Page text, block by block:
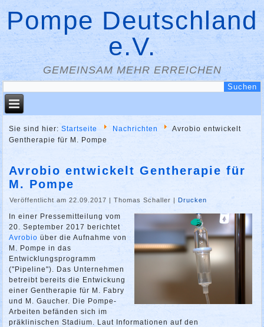
Pompe Deutschland
e.V.
GEMEINSAM MEHR ERREICHEN
Sie sind hier:Startseite Nachrichten
Avrobio entwickelt
Gentherapie für M. Pompe
Avrobio entwickelt Gentherapie für
M. Pompe
Veröffentlicht am 22.09.2017 |Thomas Schaller |Drucken
In einer Pressemitteilung vom
20. September 2017 berichtet
Avrobio über die Aufnahme von
M. Pompe in das
Entwicklungsprogramm
("Pipeline"). Das Unternehmen
betreibt bereits die Entwickung
einer Gentherapie für M. Fabry
und M. Gaucher. Die Pompe-
Arbeiten befänden sich im
präklinischen Stadium. Laut Informationen auf den